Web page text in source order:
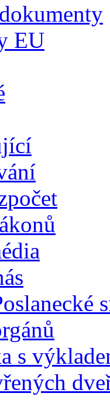
EU
s